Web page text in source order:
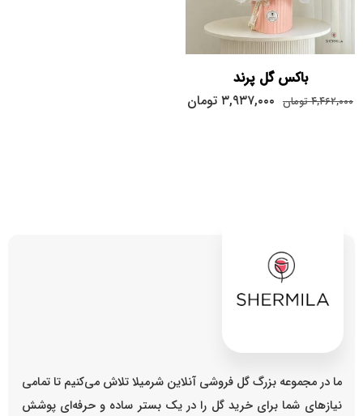
باکس گل پرند
۴,۴۶۲,۰۰۰ تومان ۳,۹۳۷,۰۰۰ تومان
ما در مجموعه بزرگ گل فروشی آنلاین شرمیلا تلاش می‌کنیم تا تمامی
نیازهای شما برای خرید گل را در یک بستر ساده و حرفه‌ای پوشش